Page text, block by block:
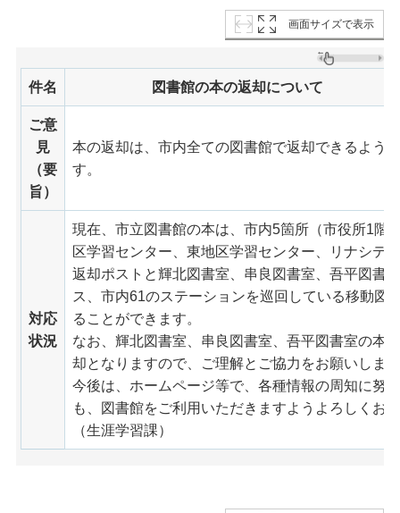
画面サイズで表示
件名 図書館の本の返却について
ご意
見
（要
旨）
本の返却は、市内全ての図書館で返却できるよう
す。
対応
状況
現在、市立図書館の本は、市内5箇所（市役所1階
区学習センター、東地区学習センター、リナシテ
返却ポストと輝北図書室、串良図書室、吾平図書
ス、市内61のステーションを巡回している移動図
ることができます。
なお、輝北図書室、串良図書室、吾平図書室の本
却となりますので、ご理解とご協力をお願いしま
今後は、ホームページ等で、各種情報の周知に努
も、図書館をご利用いただきますようよろしくお
（生涯学習課）